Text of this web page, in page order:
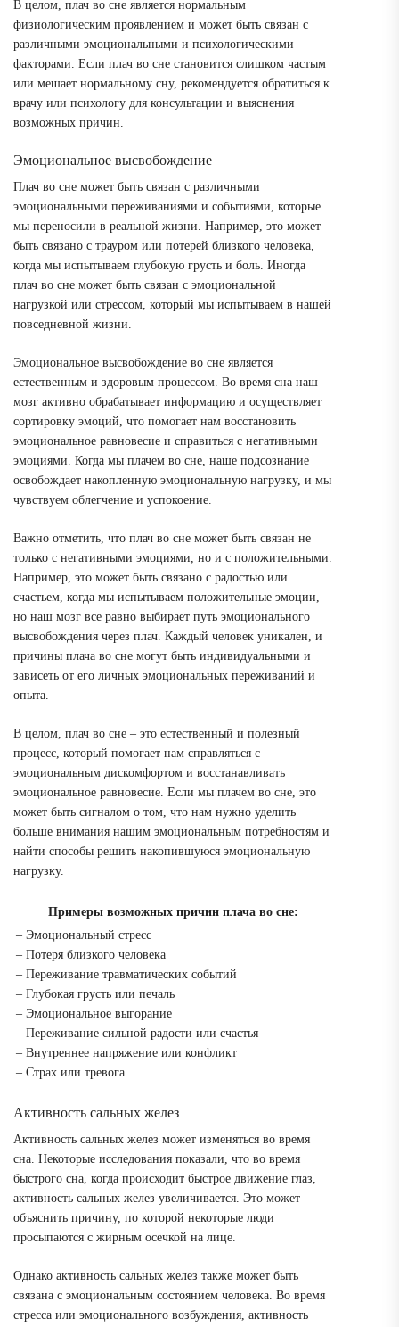
В целом, плач во сне является нормальным
физиологическим проявлением и может быть связан с
различными эмоциональными и психологическими
факторами. Если плач во сне становится слишком частым
или мешает нормальному сну, рекомендуется обратиться к
врачу или психологу для консультации и выяснения
возможных причин.
Эмоциональное высвобождение
Плач во сне может быть связан с различными
эмоциональными переживаниями и событиями, которые
мы переносили в реальной жизни. Например, это может
быть связано с трауром или потерей близкого человека,
когда мы испытываем глубокую грусть и боль. Иногда
плач во сне может быть связан с эмоциональной
нагрузкой или стрессом, который мы испытываем в нашей
повседневной жизни.
Эмоциональное высвобождение во сне является
естественным и здоровым процессом. Во время сна наш
мозг активно обрабатывает информацию и осуществляет
сортировку эмоций, что помогает нам восстановить
эмоциональное равновесие и справиться с негативными
эмоциями. Когда мы плачем во сне, наше подсознание
освобождает накопленную эмоциональную нагрузку, и мы
чувствуем облегчение и успокоение.
Важно отметить, что плач во сне может быть связан не
только с негативными эмоциями, но и с положительными.
Например, это может быть связано с радостью или
счастьем, когда мы испытываем положительные эмоции,
но наш мозг все равно выбирает путь эмоционального
высвобождения через плач. Каждый человек уникален, и
причины плача во сне могут быть индивидуальными и
зависеть от его личных эмоциональных переживаний и
опыта.
В целом, плач во сне – это естественный и полезный
процесс, который помогает нам справляться с
эмоциональным дискомфортом и восстанавливать
эмоциональное равновесие. Если мы плачем во сне, это
может быть сигналом о том, что нам нужно уделить
больше внимания нашим эмоциональным потребностям и
найти способы решить накопившуюся эмоциональную
нагрузку.
Примеры возможных причин плача во сне:
– Эмоциональный стресс
– Потеря близкого человека
– Переживание травматических событий
– Глубокая грусть или печаль
– Эмоциональное выгорание
– Переживание сильной радости или счастья
– Внутреннее напряжение или конфликт
– Страх или тревога
Активность сальных желез
Активность сальных желез может изменяться во время
сна. Некоторые исследования показали, что во время
быстрого сна, когда происходит быстрое движение глаз,
активность сальных желез увеличивается. Это может
объяснить причину, по которой некоторые люди
просыпаются с жирным осечкой на лице.
Однако активность сальных желез также может быть
связана с эмоциональным состоянием человека. Во время
стресса или эмоционального возбуждения, активность